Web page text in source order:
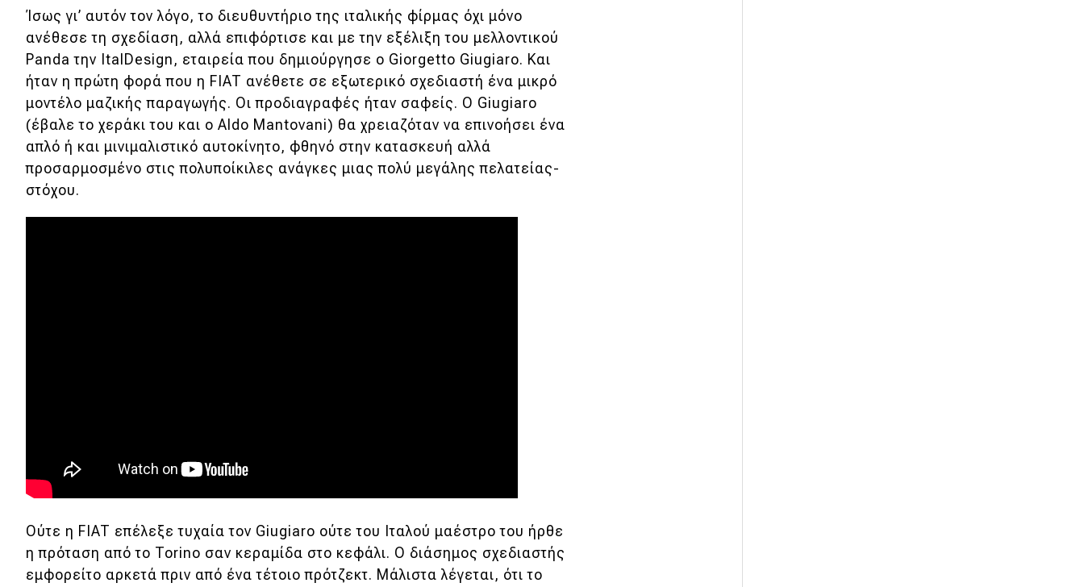
MOTO
Μεταχειρισμένο
Οδηγός αγοράς
Συμβουλές
Χρηστικά
Ίσως γι’ αυτόν τον λόγο, το διευθυντήριο της ιταλικής φίρμας όχι μόνο
ανέθεσε τη σχεδίαση, αλλά επιφόρτισε και με την εξέλιξη του μελλοντικού
Panda την ItalDesign, εταιρεία που δημιούργησε ο Giorgetto Giugiaro. Και
ήταν η πρώτη φορά που η FIAT ανέθετε σε εξωτερικό σχεδιαστή ένα μικρό
μοντέλο μαζικής παραγωγής. Οι προδιαγραφές ήταν σαφείς. Ο Giugiaro
(έβαλε το χεράκι του και ο Aldo Mantovani) θα χρειαζόταν να επινοήσει ένα
απλό ή και μινιμαλιστικό αυτοκίνητο, φθηνό στην κατασκευή αλλά
προσαρμοσμένο στις πολυποίκιλες ανάγκες μιας πολύ μεγάλης πελατείας-
στόχου.
Ούτε η FIAT επέλεξε τυχαία τον Giugiaro ούτε του Ιταλού μαέστρο του ήρθε
η πρόταση από το Torino σαν κεραμίδα στο κεφάλι. Ο διάσημος σχεδιαστής
εμφορείτο αρκετά πριν από ένα τέτοιο πρότζεκτ. Μάλιστα λέγεται, ότι το